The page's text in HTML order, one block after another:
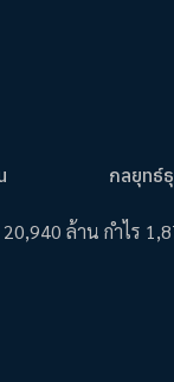
กลยุทธ์